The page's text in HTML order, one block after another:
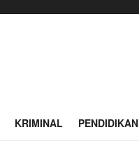
KRIMINAL PENDIDIKAN